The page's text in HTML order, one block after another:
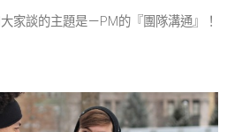
家談的主題是－PM的『團隊溝通』！